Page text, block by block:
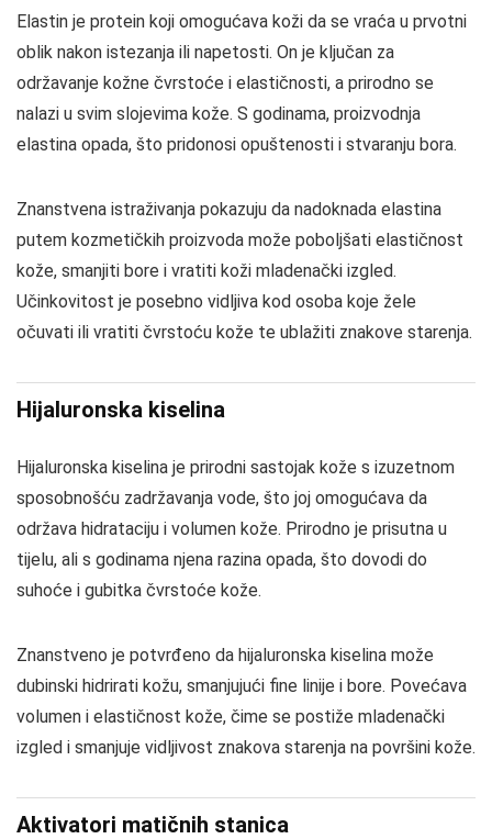
Elastin je protein koji omogućava koži da se vraća u prvotni
oblik nakon istezanja ili napetosti. On je ključan za
održavanje kožne čvrstoće i elastičnosti, a prirodno se
nalazi u svim slojevima kože. S godinama, proizvodnja
elastina opada, što pridonosi opuštenosti i stvaranju bora.
Znanstvena istraživanja pokazuju da nadoknada elastina
putem kozmetičkih proizvoda može poboljšati elastičnost
kože, smanjiti bore i vratiti koži mladenački izgled.
Učinkovitost je posebno vidljiva kod osoba koje žele
očuvati ili vratiti čvrstoću kože te ublažiti znakove starenja.
Hijaluronska kiselina
Hijaluronska kiselina je prirodni sastojak kože s izuzetnom
sposobnošću zadržavanja vode, što joj omogućava da
održava hidrataciju i volumen kože. Prirodno je prisutna u
tijelu, ali s godinama njena razina opada, što dovodi do
suhoće i gubitka čvrstoće kože.
Znanstveno je potvrđeno da hijaluronska kiselina može
dubinski hidrirati kožu, smanjujući fine linije i bore. Povećava
volumen i elastičnost kože, čime se postiže mladenački
izgled i smanjuje vidljivost znakova starenja na površini kože.
Aktivatori matičnih stanica